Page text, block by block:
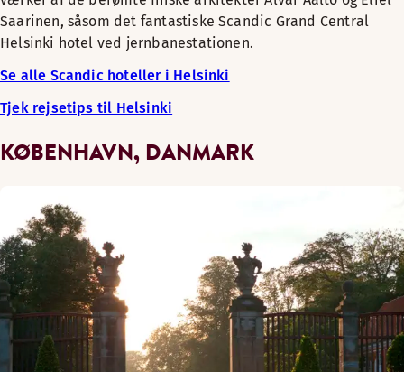
Saarinen, såsom det fantastiske Scandic Grand Central
Helsinki hotel ved jernbanestationen.
Se alle Scandic hoteller i Helsinki
Tjek rejsetips til Helsinki
KØBENHAVN, DANMARK